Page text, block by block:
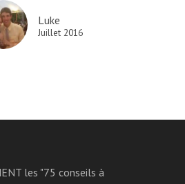
Luke
Juillet 2016
les "75 conseils à